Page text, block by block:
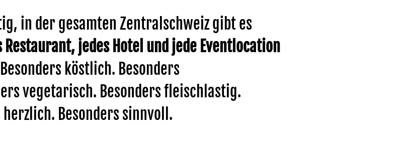
in der gesamten Zentralschweiz gibt es
Restaurant, jedes Hotel und jede Eventlocation
köstlich. Besonders
vegetarisch. Besonders fleischlastig.
Besonders sinnvoll.